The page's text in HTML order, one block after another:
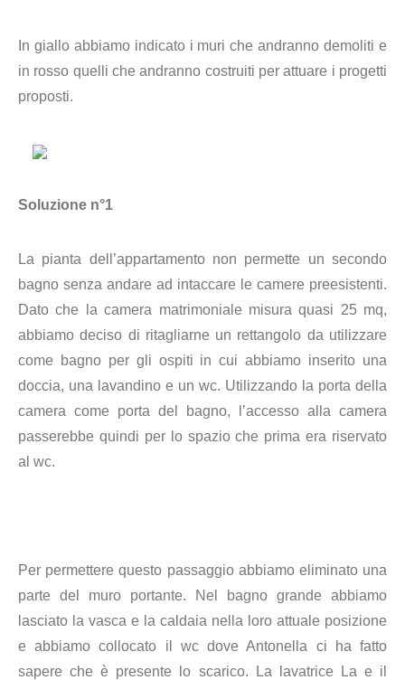
In giallo abbiamo indicato i muri che andranno demoliti e
in rosso quelli che andranno costruiti per attuare i progetti
proposti.
Soluzione n°1
La pianta dell’appartamento non permette un secondo
bagno senza andare ad intaccare le camere preesistenti.
Dato che la camera matrimoniale misura quasi 25 mq,
abbiamo deciso di ritagliarne un rettangolo da utilizzare
come bagno per gli ospiti in cui abbiamo inserito una
doccia, una lavandino e un wc. Utilizzando la porta della
camera come porta del bagno, l’accesso alla camera
passerebbe quindi per lo spazio che prima era riservato
al wc.
Per permettere questo passaggio abbiamo eliminato una
parte del muro portante. Nel bagno grande abbiamo
lasciato la vasca e la caldaia nella loro attuale posizione
e abbiamo collocato il wc dove Antonella ci ha fatto
sapere che è presente lo scarico. La lavatrice La e il